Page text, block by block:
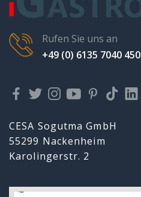
Rufen Sie uns an
+49 (0) 6135 7040 450
CESA Sogutma GmbH
55299 Nackenheim
Karolingerstr. 2